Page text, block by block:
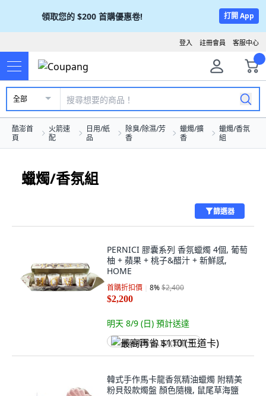
領取您的 $200 首購優惠卷! 打開 App
客服中心
註冊會員
登入
全部
酷澎首
頁
火箭速
配
日用/紙
品
除臭/除濕/芳
香
蠟燭/擴
香
蠟燭/香氛
組
蠟燭/香氛組
篩選器
PERNICI 膠囊系列 香氛蠟燭 4個, 葡萄
柚 + 蘋果 + 桃子&醋汁 + 新鮮感,
HOME
首購折扣價 8%$2,400
$2,200
明天 8/9 (日) 預計送達
最高再省 $110 (王道卡)
韓式手作馬卡龍香氛精油蠟燭 附精美
粉貝殼款燭盤 顏色隨機, 鼠尾草海鹽